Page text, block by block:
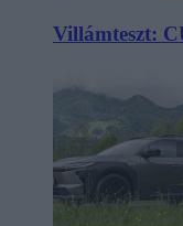
Villámteszt: